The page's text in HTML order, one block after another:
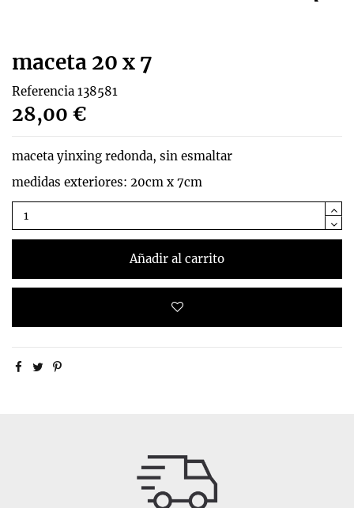
maceta 20 x 7
Referencia 138581
28,00 €
maceta yinxing redonda, sin esmaltar
medidas exteriores: 20cm x 7cm
Añadir al carrito